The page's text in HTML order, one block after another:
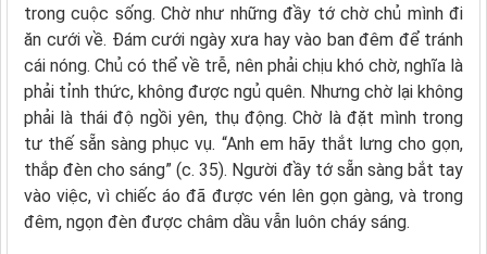
trong cuộc sống. Chờ như những đầy tớ chờ chủ mình đi
ăn cưới về. Đám cưới ngày xưa hay vào ban đêm để tránh
cái nóng. Chủ có thể về trễ, nên phải chịu khó chờ, nghĩa là
phải tỉnh thức, không được ngủ quên. Nhưng chờ lại không
phải là thái độ ngồi yên, thụ động. Chờ là đặt mình trong
tư thế sẵn sàng phục vụ. “Anh em hãy thắt lưng cho gọn,
thắp đèn cho sáng” (c. 35). Người đầy tớ sẵn sàng bắt tay
vào việc, vì chiếc áo đã được vén lên gọn gàng, và trong
đêm, ngọn đèn được châm dầu vẫn luôn cháy sáng.